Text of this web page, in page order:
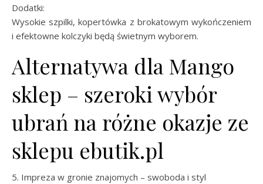
Dodatki:
Wysokie szpilki, kopertówka z brokatowym wykończeniem
i efektowne kolczyki będą świetnym wyborem.
Alternatywa dla Mango
sklep – szeroki wybór
ubrań na różne okazje ze
sklepu ebutik.pl
5. Impreza w gronie znajomych – swoboda i styl